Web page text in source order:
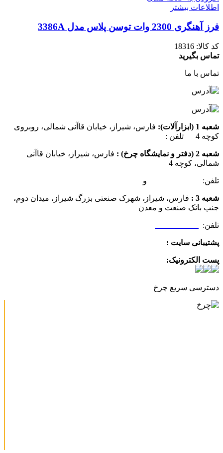
اطلاعات بیشتر
فرز آهنگری 2300 وات توسن پلاس مدل 3386A
کد کالا: 18316
تماس بگیرید
تماس با ما
شعبه 1 (ابزارآلات):
فارس، شیراز، خیابان قاآنی شمالی، روبروی
کوچه 4 تلفن :
شعبه 2 (دفتر و نمایشگاه چرخ) :
فارس، شیراز، خیابان قاآنی
شمالی، کوچه 4
تلفن: و
شعبه 3 :
فارس، شیراز، شهرک صنعتی بزرگ شیراز، میدان دوم،
جنب بانک صنعت و معدن
تلفن:
پشتیبانی سایت :
پست الکترونیک:
دسترسی سریع چرخ